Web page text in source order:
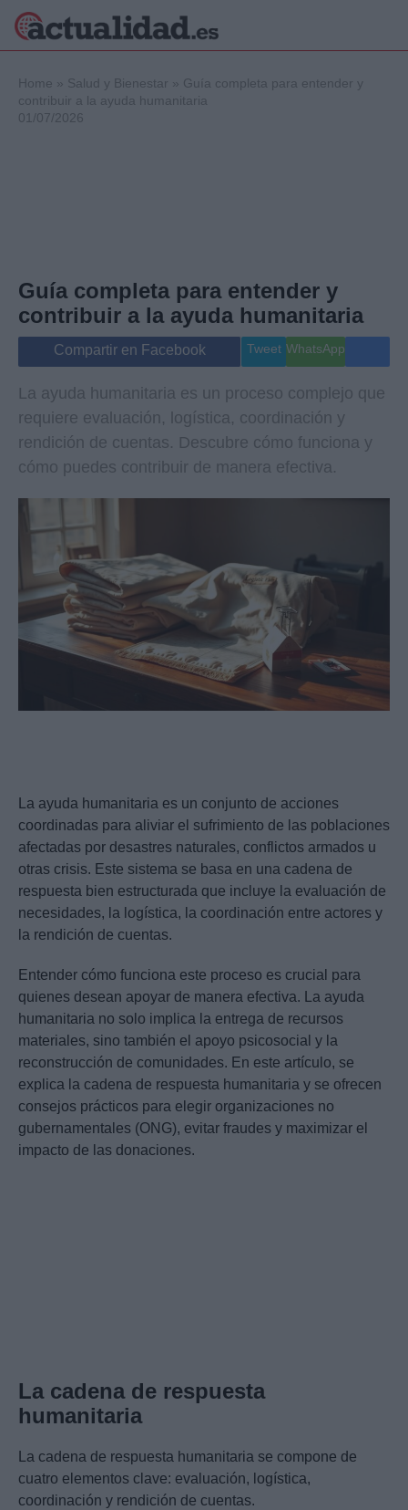
Internacional
Viajes
Gente
Musica
Home » Salud y Bienestar » Guía completa para entender y
contribuir a la ayuda humanitaria
01/07/2026
Guía completa para entender y
contribuir a la ayuda humanitaria
Compartir en Facebook Tweet WhatsApp
La ayuda humanitaria es un proceso complejo que
requiere evaluación, logística, coordinación y
rendición de cuentas. Descubre cómo funciona y
cómo puedes contribuir de manera efectiva.
La ayuda humanitaria es un conjunto de acciones
coordinadas para aliviar el sufrimiento de las poblaciones
afectadas por desastres naturales, conflictos armados u
otras crisis. Este sistema se basa en una cadena de
respuesta bien estructurada que incluye la evaluación de
necesidades, la logística, la coordinación entre actores y
la rendición de cuentas.
Entender cómo funciona este proceso es crucial para
quienes desean apoyar de manera efectiva. La ayuda
humanitaria no solo implica la entrega de recursos
materiales, sino también el apoyo psicosocial y la
reconstrucción de comunidades. En este artículo, se
explica la cadena de respuesta humanitaria y se ofrecen
consejos prácticos para elegir organizaciones no
gubernamentales (ONG), evitar fraudes y maximizar el
impacto de las donaciones.
La cadena de respuesta
humanitaria
La cadena de respuesta humanitaria se compone de
cuatro elementos clave: evaluación, logística,
coordinación y rendición de cuentas.